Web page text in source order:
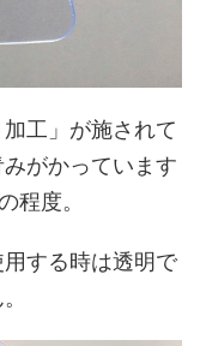
工」が施されて
がかっています
程度。
する時は透明で